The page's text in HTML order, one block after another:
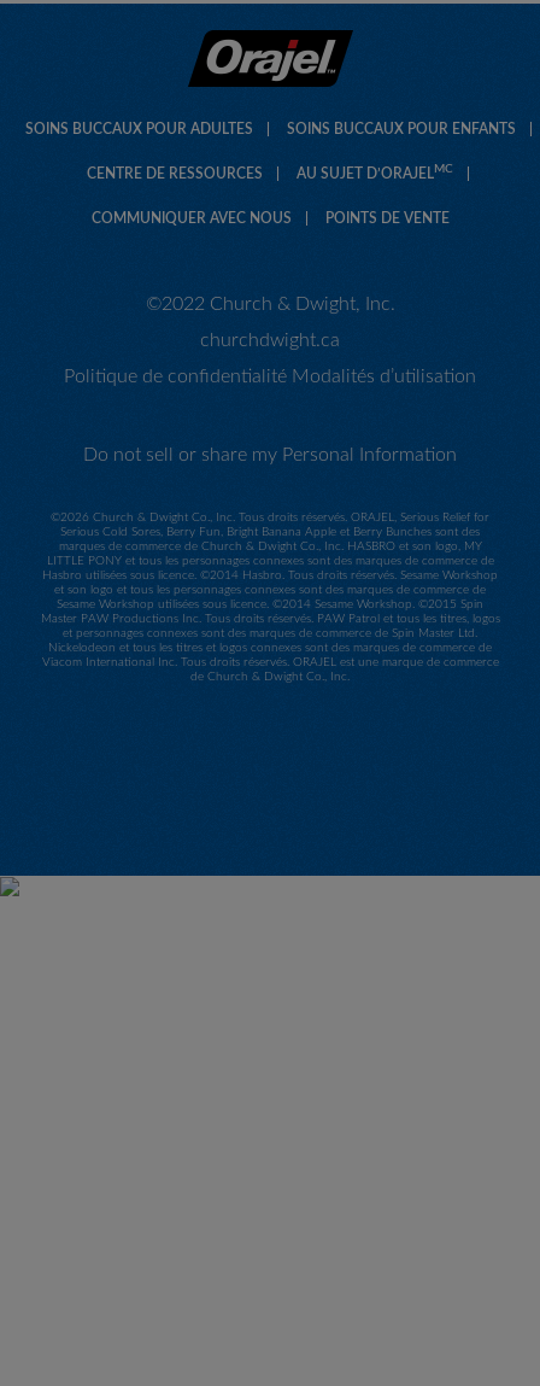
SOINS BUCCAUX POUR ADULTES SOINS BUCCAUX POUR ENFANTS
CENTRE DE RESSOURCES AU SUJET D’ORAJEL MC
COMMUNIQUER AVEC NOUS POINTS DE VENTE
©2022 Church & Dwight, Inc.
churchdwight.ca
Politique de confidentialité Modalités d’utilisation
Do not sell or share my Personal Information
©2026 Church & Dwight Co., Inc. Tous droits réservés. ORAJEL, Serious Relief for
Serious Cold Sores, Berry Fun, Bright Banana Apple et Berry Bunches sont des
marques de commerce de Church & Dwight Co., Inc. HASBRO et son logo, MY
LITTLE PONY et tous les personnages connexes sont des marques de commerce de
Hasbro utilisées sous licence. ©2014 Hasbro. Tous droits réservés. Sesame Workshop
et son logo et tous les personnages connexes sont des marques de commerce de
Sesame Workshop utilisées sous licence. ©2014 Sesame Workshop. ©2015 Spin
Master PAW Productions Inc. Tous droits réservés. PAW Patrol et tous les titres, logos
et personnages connexes sont des marques de commerce de Spin Master Ltd.
Nickelodeon et tous les titres et logos connexes sont des marques de commerce de
Viacom International Inc. Tous droits réservés. ORAJEL est une marque de commerce
de Church & Dwight Co., Inc.